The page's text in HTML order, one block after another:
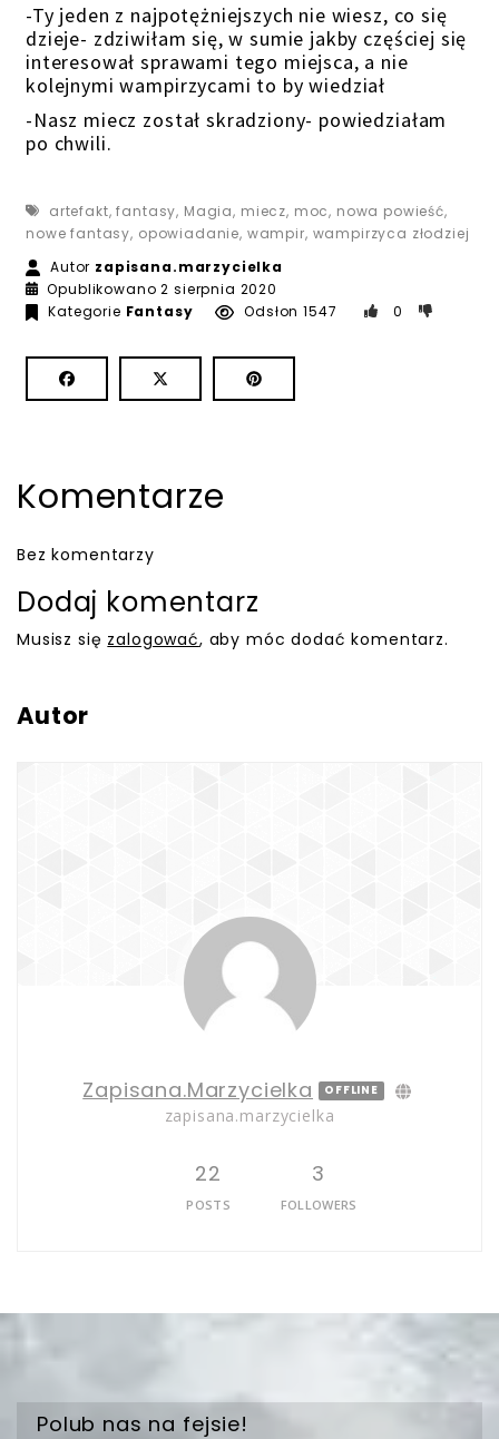
-Ty jeden z najpotężniejszych nie wiesz, co się
dzieje- zdziwiłam się, w sumie jakby częściej się
interesował sprawami tego miejsca, a nie
kolejnymi wampirzycami to by wiedział
-Nasz miecz został skradziony- powiedziałam
po chwili.
artefakt,fantasy, Magia, miecz, moc, nowa powieść,
nowe fantasy, opowiadanie, wampir, wampirzyca złodziej
Autor zapisana.marzycielka
Opublikowano2 sierpnia 2020
Kategorie Fantasy Odsłon 1547 0
Komentarze
Bez komentarzy
Dodaj komentarz
Musisz się zalogować, aby móc dodać komentarz.
Autor
Zapisana.marzycielka OFFLINE
zapisana.marzycielka
22
POSTS
3
FOLLOWERS
Polub nas na fejsie!